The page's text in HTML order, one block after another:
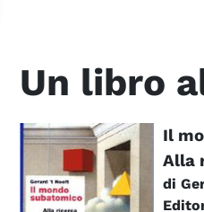
Un libro
Il
Alla
di